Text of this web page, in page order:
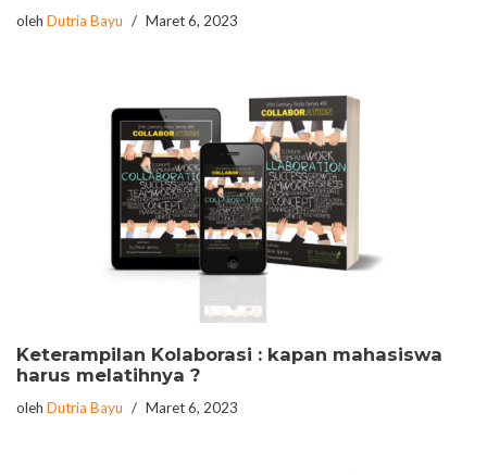
oleh Dutria Bayu Maret 6, 2023
Keterampilan Kolaborasi : kapan mahasiswa
harus melatihnya ?
oleh Dutria Bayu Maret 6, 2023